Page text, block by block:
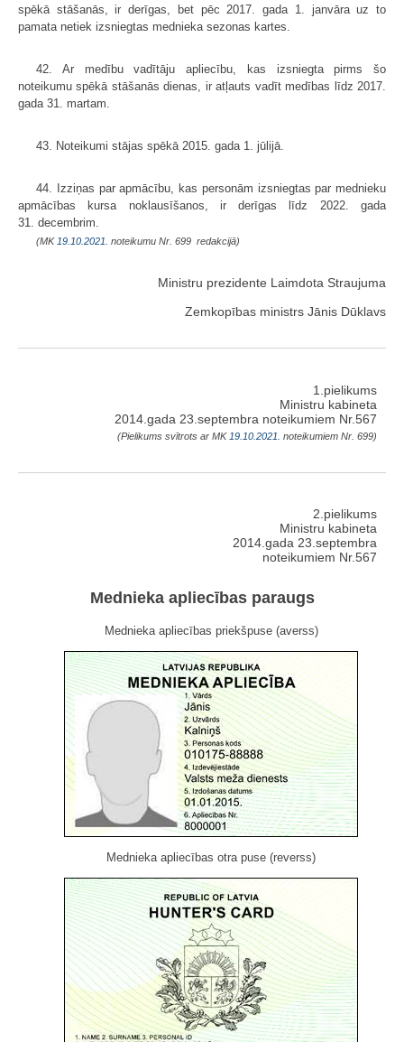
spēkā stāšanās, ir derīgas, bet pēc 2017. gada 1. janvāra uz to
pamata netiek izsniegtas mednieka sezonas kartes.
42. Ar medību vadītāju apliecību, kas izsniegta pirms šo
noteikumu spēkā stāšanās dienas, ir atļauts vadīt medības līdz 2017.
gada 31. martam.
43. Noteikumi stājas spēkā 2015. gada 1. jūlijā.
44. Izziņas par apmācību, kas personām izsniegtas par mednieku
apmācības kursa noklausīšanos, ir derīgas līdz 2022. gada
31. decembrim.
(MK 19.10.2021. noteikumu Nr. 699 redakcijā)
Ministru prezidente Laimdota Straujuma
Zemkopības ministrs Jānis Dūklavs
1.pielikums
Ministru kabineta
2014.gada 23.septembra noteikumiem Nr.567
(Pielikums svītrots ar MK 19.10.2021. noteikumiem Nr. 699)
2.pielikums
Ministru kabineta
2014.gada 23.septembra
noteikumiem Nr.567
Mednieka apliecības paraugs
Mednieka apliecības priekšpuse (averss)
Mednieka apliecības otra puse (reverss)